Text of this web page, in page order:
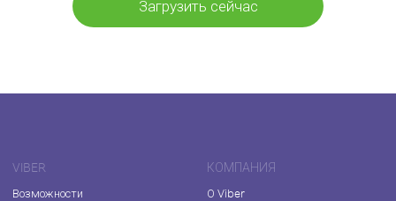
Загрузить сейчас
VIBER
Возможности
КОМПАНИЯ
О Viber